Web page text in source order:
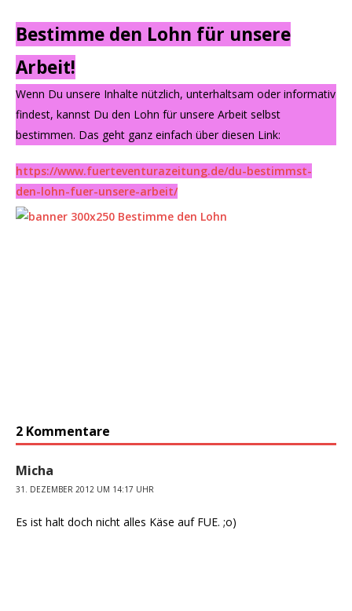
Bestimme den Lohn für unsere
Arbeit!
Wenn Du unsere Inhalte nützlich, unterhaltsam oder informativ
findest, kannst Du den Lohn für unsere Arbeit selbst
bestimmen. Das geht ganz einfach über diesen Link:
https://www.fuerteventurazeitung.de/du-bestimmst-
den-lohn-fuer-unsere-arbeit/
2 Kommentare
Micha
31. DEZEMBER 2012 UM 14:17 UHR
Es ist halt doch nicht alles Käse auf FUE. ;o)